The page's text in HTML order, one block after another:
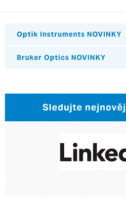
Optik Instruments NOVINKY
Bruker Optics NOVINKY
Sledujte